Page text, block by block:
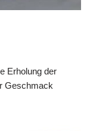
Erholung der
Geschmack